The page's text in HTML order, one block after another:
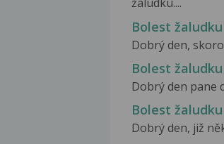
žaludku....
Bolest žaludku
Dobrý den,
Bolest žaludku
Dobrý den pane
Bolest žaludku
Dobrý den, již